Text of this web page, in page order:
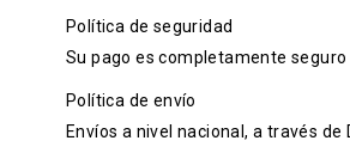
Política de seguridad
Su pago es completamente seguro
Política de envío
Envíos a nivel nacional, a través de